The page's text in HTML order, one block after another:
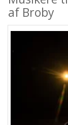
af Broby